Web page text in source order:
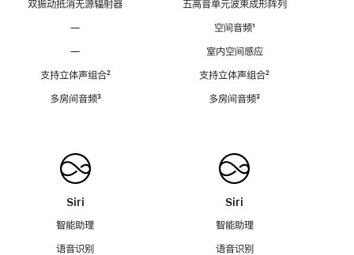
双振动抵消无源辐射器
—
—
支持立体声组合脚
²
多房间音频脚
³
Siri
智能助理
语音识别
五高音单元波束成形阵列
空间音频脚
¹
室内空间感应
支持立体声组合脚
²
多房间音频脚
³
Siri
智能助理
语音识别